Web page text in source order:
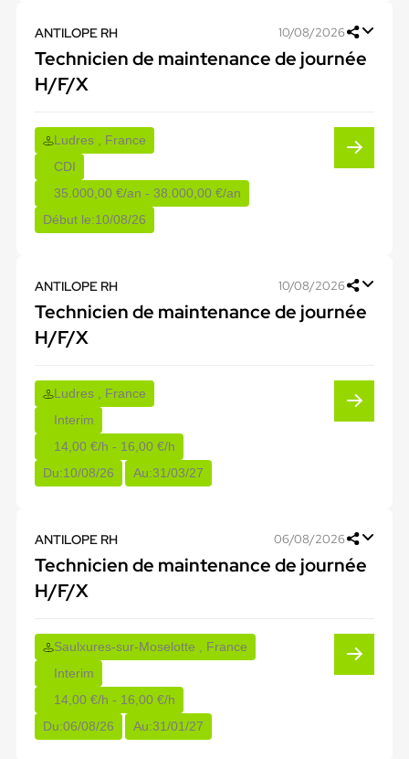
ANTILOPE RH 10/08/2026
Technicien de maintenance de journée
H/F/X
Ludres , France
CDI
35.000,00 €/an - 38.000,00 €/an
Début le:10/08/26
ANTILOPE RH 10/08/2026
Technicien de maintenance de journée
H/F/X
Ludres , France
Interim
14,00 €/h - 16,00 €/h
Du:10/08/26 Au:31/03/27
ANTILOPE RH 06/08/2026
Technicien de maintenance de journée
H/F/X
Saulxures-sur-Moselotte , France
Interim
14,00 €/h - 16,00 €/h
Du:06/08/26 Au:31/01/27